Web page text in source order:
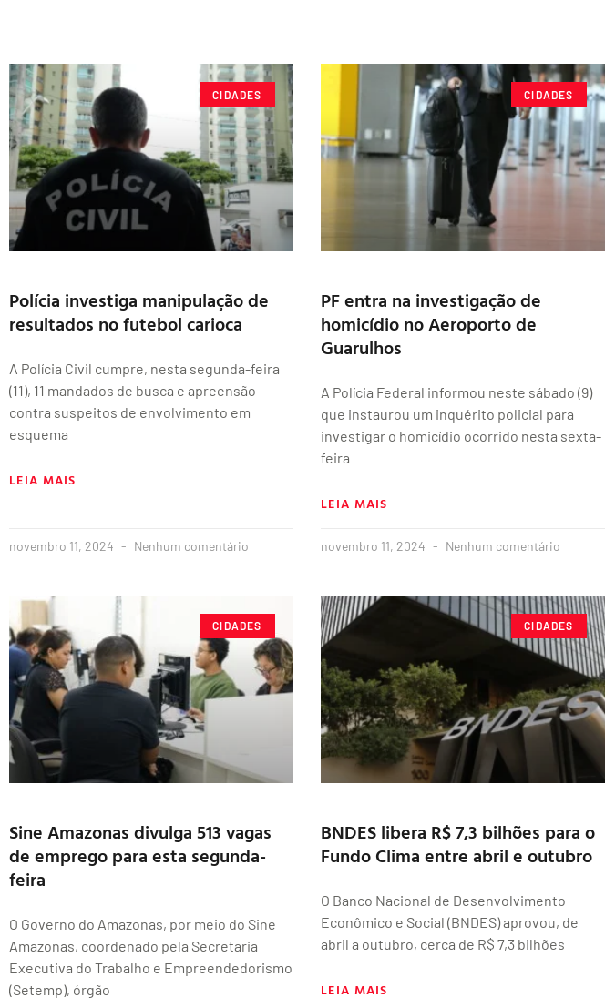
CIDADES
Polícia investiga manipulação de
resultados no futebol carioca
A Polícia Civil cumpre, nesta segunda-feira
(11), 11 mandados de busca e apreensão
contra suspeitos de envolvimento em
esquema
LEIA MAIS
novembro 11, 2024 Nenhum comentário
CIDADES
PF entra na investigação de
homicídio no Aeroporto de
Guarulhos
A Polícia Federal informou neste sábado (9)
que instaurou um inquérito policial para
investigar o homicídio ocorrido nesta sexta-
feira
LEIA MAIS
novembro 11, 2024 Nenhum comentário
CIDADES
Sine Amazonas divulga 513 vagas
de emprego para esta segunda-
feira
O Governo do Amazonas, por meio do Sine
Amazonas, coordenado pela Secretaria
Executiva do Trabalho e Empreendedorismo
(Setemp), órgão
CIDADES
BNDES libera R$ 7,3 bilhões para o
Fundo Clima entre abril e outubro
O Banco Nacional de Desenvolvimento
Econômico e Social (BNDES) aprovou, de
abril a outubro, cerca de R$ 7,3 bilhões
LEIA MAIS